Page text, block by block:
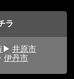
ラ
井原市
伊丹市